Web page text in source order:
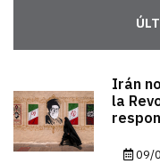
Irán
la
09/